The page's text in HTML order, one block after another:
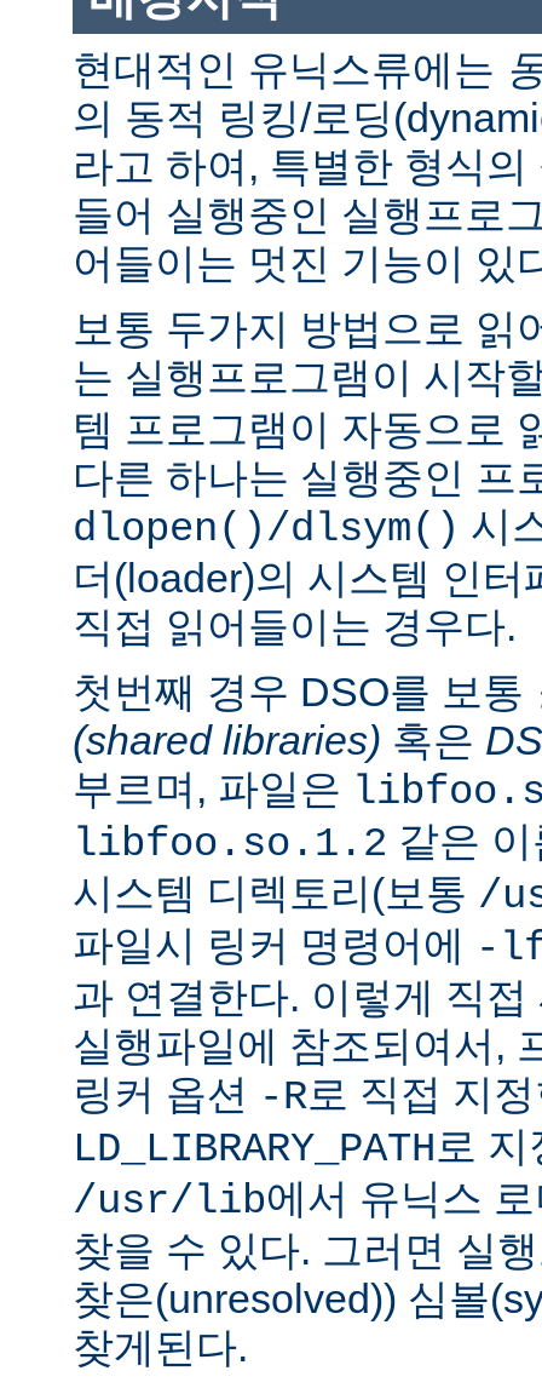
현대적인 유닉스류에는
의 동적 링킹/로딩
라고 하여, 특별한 형식
들어 실행중인 실행프로
어들이는 멋진 기능이 있
보통 두가지 방법으로 읽
는 실행프로그램이 시작
템 프로그램이 자동으로
다른 하나는 실행중인 프
dlopen()/dlsym() 시
더(loader)의 시스템 인
직접 읽어들이는 경우다.
첫번째 경우 DSO를 보통
(shared libraries) 혹은
부르며, 파일은
libfoo.so.1.2 같은
시스템 디렉토리(보통 /
파일시 링커 명령어에
-
과 연결한다. 이렇게 직
실행파일에 참조되여서,
링커 옵션 -R로 직접 지
LD_LIBRARY_PATH 로
/usr/lib에서 유닉스
찾을 수 있다. 그러면 실
찾은(unresolved)) 심볼
찾게된다.